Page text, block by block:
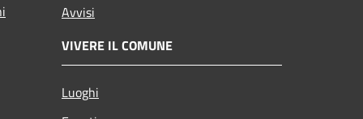
Avvisi
VIVERE IL COMUNE
Luoghi